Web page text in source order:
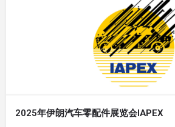
2025年伊朗汽车零配件展览会IAPEX